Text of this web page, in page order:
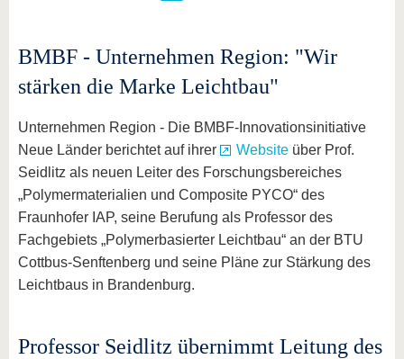
BMBF - Unternehmen Region: "Wir
stärken die Marke Leichtbau"
Unternehmen Region - Die BMBF-Innovationsinitiative
Neue Länder berichtet auf ihrer
Website über Prof.
Seidlitz als neuen Leiter des Forschungsbereiches
„Polymermaterialien und Composite PYCO“ des
Fraunhofer IAP, seine Berufung als Professor des
Fachgebiets „Polymerbasierter Leichtbau“ an der BTU
Cottbus-Senftenberg und seine Pläne zur Stärkung des
Leichtbaus in Brandenburg.
Professor Seidlitz übernimmt Leitung des